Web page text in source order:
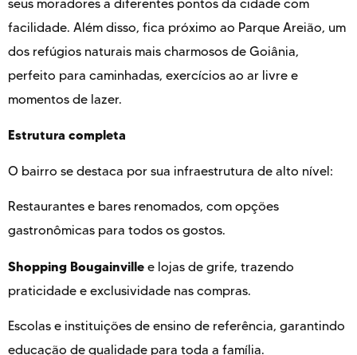
seus moradores a diferentes pontos da cidade com
facilidade. Além disso, fica próximo ao Parque Areião, um
dos refúgios naturais mais charmosos de Goiânia,
perfeito para caminhadas, exercícios ao ar livre e
momentos de lazer.
Estrutura completa
O bairro se destaca por sua infraestrutura de alto nível:
Restaurantes e bares renomados, com opções
gastronômicas para todos os gostos.
Shopping Bougainville e lojas de grife, trazendo
praticidade e exclusividade nas compras.
Escolas e instituições de ensino de referência, garantindo
educação de qualidade para toda a família.